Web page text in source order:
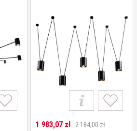
1 983,07 zł 2 184,00 zł